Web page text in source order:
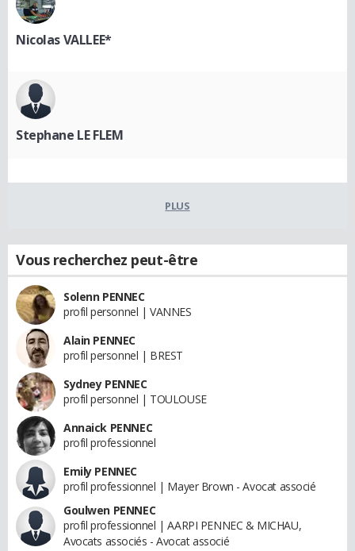
Nicolas VALLEE*
Stephane LE FLEM
PLUS
Vous recherchez peut-être
Solenn PENNEC
profil personnel | VANNES
Alain PENNEC
profil personnel | BREST
Sydney PENNEC
profil personnel | TOULOUSE
Annaick PENNEC
profil professionnel
Emily PENNEC
profil professionnel | Mayer Brown - Avocat associé
Goulwen PENNEC
profil professionnel | AARPI PENNEC & MICHAU,
Avocats associés - Avocat associé